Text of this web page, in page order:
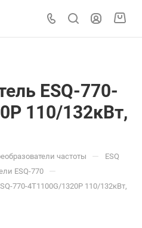
ESQ-770-
110/132кВт,
частоты — ESQ
ESQ-770 —
770-4T1100G/1320P 110/132кВт,